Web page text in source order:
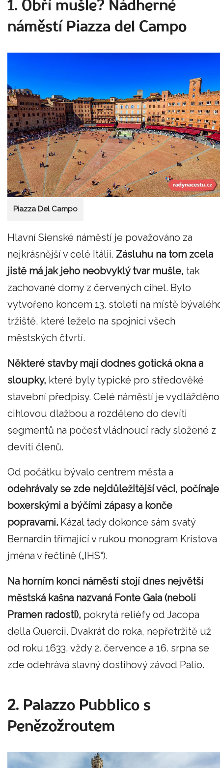
1. Obří mušle? Nádherné
náměstí Piazza del Campo
Piazza Del Campo
Hlavní Sienské náměstí je považováno za
nejkrásnější v celé Itálii. Zásluhu na tom zcela
jistě má jak jeho neobvyklý tvar mušle, tak
zachované domy z červených cihel. Bylo
vytvořeno koncem 13. století na místě
tržiště, které leželo na spojnici všech
městských čtvrtí.
Některé stavby mají dodnes gotická okna a
sloupky, které byly typické pro středověké
stavební předpisy. Celé náměstí je vydlážděno
cihlovou dlažbou a rozděleno do devíti
segmentů na počest vládnoucí rady složené z
devíti členů.
Od počátku bývalo centrem města a
odehrávaly se zde nejdůležitější věci, počínaje
boxerskými a býčími zápasy a konče
popravami. Kázal tady dokonce sám svatý
Bernardin třímající v rukou monogram Kristova
jména v řečtině („IHS“).
Na horním konci náměstí stojí dnes největší
městská kašna nazvaná Fonte Gaia (neboli
Pramen radosti), pokrytá reliéfy od Jacopa
della Quercii. Dvakrát do roka, nepřetržitě už
od roku 1633, vždy 2. července a 16. srpna se
zde odehrává slavný dostihový závod Palio.
2. Palazzo Pubblico s
Penězožroutem